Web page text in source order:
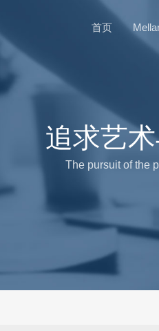
首页
追求艺
The pursuit of the